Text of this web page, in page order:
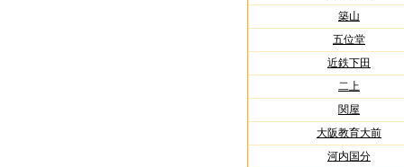
築山
五位堂
近鉄下田
二上
関屋
大阪教育大前
河内国分